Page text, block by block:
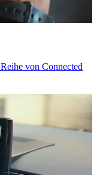
von Connected